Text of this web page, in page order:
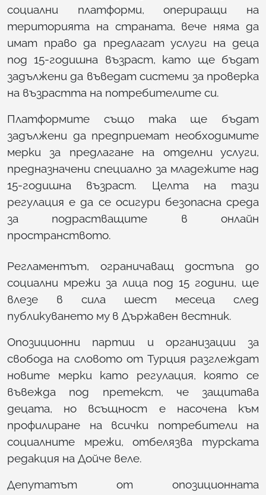
социални платформи, опериращи на
територията на страната, вече няма да
имат право да предлагат услуги на деца
под 15-годишна възраст, като ще бъдат
задължени да въведат системи за проверка
на възрастта на потребителите си.
Платформите също така ще бъдат
задължени да предприемат необходимите
мерки за предлагане на отделни услуги,
предназначени специално за младежите над
15-годишна възраст. Целта на тази
регулация е да се осигури безопасна среда
за подрастващите в онлайн
пространството.
Регламентът, ограничаващ достъпа до
социални мрежи за лица под 15 години, ще
влезе в сила шест месеца след
публикуването му в Държавен вестник.
Опозиционни партии и организации за
свобода на словото от Турция разглеждат
новите мерки като регулация, която се
въвежда под претекст, че защитава
децата, но всъщност е насочена към
профилиране на всички потребители на
социалните мрежи, отбелязва турската
редакция на Дойче веле.
Депутатът от опозиционната